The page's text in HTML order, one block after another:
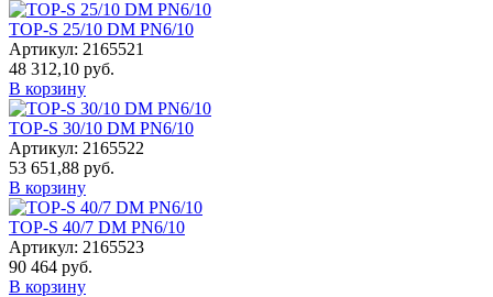
TOP-S 25/10 DM PN6/10
Артикул: 2165521
48 312,10 руб.
В корзину
TOP-S 30/10 DM PN6/10
Артикул: 2165522
53 651,88 руб.
В корзину
TOP-S 40/7 DM PN6/10
Артикул: 2165523
90 464 руб.
В корзину